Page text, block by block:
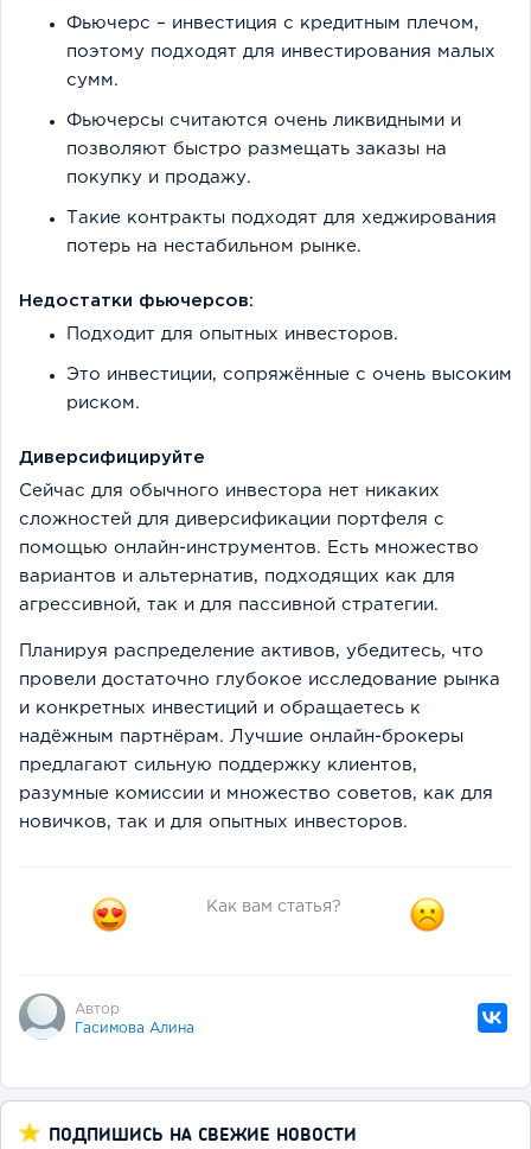
Фьючерс – инвестиция с кредитным плечом,
поэтому подходят для инвестирования малых
сумм.
Фьючерсы считаются очень ликвидными и
позволяют быстро размещать заказы на
покупку и продажу.
Такие контракты подходят для хеджирования
потерь на нестабильном рынке.
Недостатки фьючерсов:
Подходит для опытных инвесторов.
Это инвестиции, сопряжённые с очень высоким
риском.
Диверсифицируйте
Сейчас для обычного инвестора нет никаких
сложностей для диверсификации портфеля с
помощью онлайн-инструментов. Есть множество
вариантов и альтернатив, подходящих как для
агрессивной, так и для пассивной стратегии.
Планируя распределение активов, убедитесь, что
провели достаточно глубокое исследование рынка
и конкретных инвестиций и обращаетесь к
надёжным партнёрам. Лучшие онлайн-брокеры
предлагают сильную поддержку клиентов,
разумные комиссии и множество советов, как для
новичков, так и для опытных инвесторов.
Как вам статья?
Автор
Гасимова Алина
ПОДПИШИСЬ НА СВЕЖИЕ НОВОСТИ